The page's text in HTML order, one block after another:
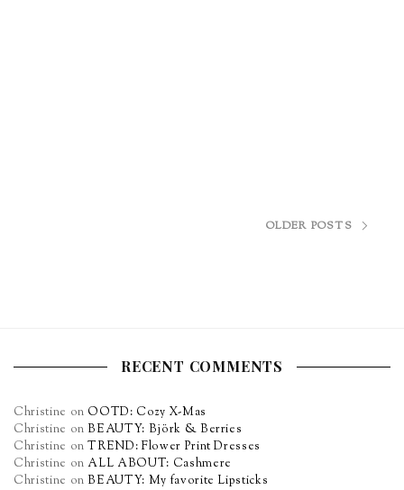
OLDER POSTS
RECENT COMMENTS
Christine on OOTD: Cozy X-Mas
Christine onBEAUTY: Björk & Berries
Christine onTREND: Flower Print Dresses
Christine on ALL ABOUT: Cashmere
Christine onBEAUTY: My favorite Lipsticks